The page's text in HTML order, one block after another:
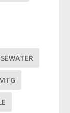
MTG